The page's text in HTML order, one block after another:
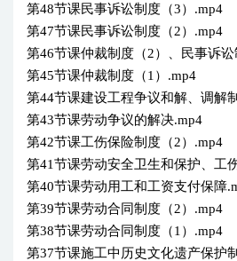
第48节课民事诉讼制度（3）.mp4
第47节课民事诉讼制度（2）.mp4
第46节课仲裁制度（2）、民事诉
第45节课仲裁制度（1）.mp4
第44节课建设工程争议和解、调解
第43节课劳动争议的解决.mp4
第42节课工伤保险制度（2）.mp4
第41节课劳动安全卫生和保护、工
第40节课劳动用工和工资支付保障
第39节课劳动合同制度（2）.mp4
第38节课劳动合同制度（1）.mp4
第37节课施工中历史文化遗产保护